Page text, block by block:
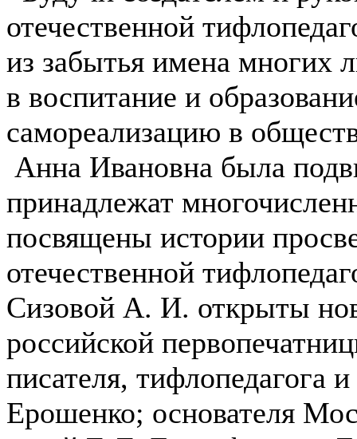
отечественной
из забытья имена многих
в воспитание и
самореализацию в
Анна Ивановна была
принадлежат
посвящены истории
отечественной
Сизовой А. И. открыты
российской
писателя, тифлопедагога
Ерошенко; основателя